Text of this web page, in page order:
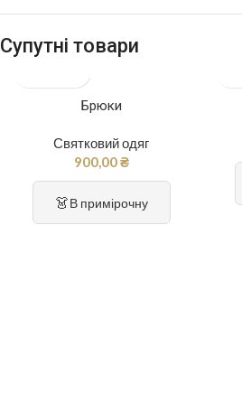
Супутні товари
Брюки
Святковий одяг
900,00₴
👗В примірочну